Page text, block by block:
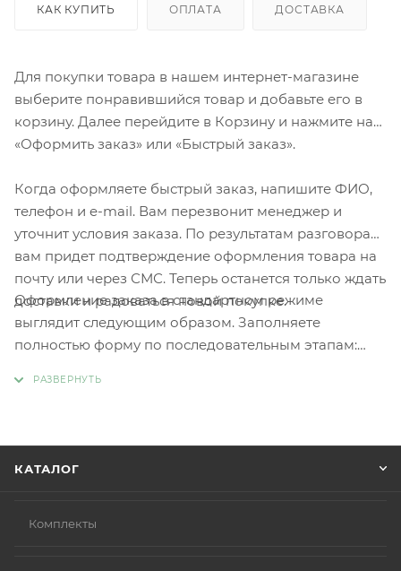
КАК КУПИТЬ ОПЛАТА ДОСТАВКА
Для покупки товара в нашем интернет-магазине
выберите понравившийся товар и добавьте его в
корзину. Далее перейдите в Корзину и нажмите на
«Оформить заказ» или «Быстрый заказ».
Когда оформляете быстрый заказ, напишите ФИО,
телефон и e-mail. Вам перезвонит менеджер и
уточнит условия заказа. По результатам разговора
вам придет подтверждение оформления товара на
почту или через СМС. Теперь останется только ждать
доставки и радоваться новой покупке.
Оформление заказа в стандартном режиме
выглядит следующим образом. Заполняете
полностью форму по последовательным этапам:
КАТАЛОГ
Комплекты